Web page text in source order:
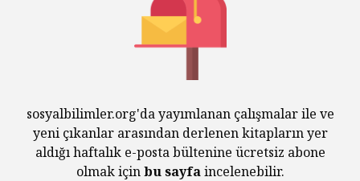
sosyalbilimler.org'da yayımlanan çalışmalar ile ve
yeni çıkanlar arasından derlenen kitapların yer
aldığı haftalık e-posta bültenine ücretsiz abone
olmak içinbu sayfaincelenebilir.